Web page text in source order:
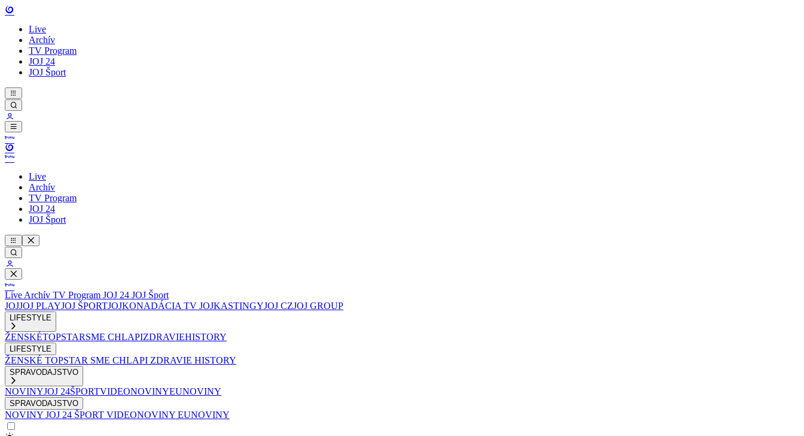
Live
Archív
TV Program
JOJ 24
JOJ Šport
Live
Archív
TV Program
JOJ 24
JOJ Šport
Live Archív TV Program JOJ 24 JOJ Šport
JOJJOJ PLAYJOJ ŠPORTJOJKONADÁCIA TV JOJKASTINGYJOJ CZJOJ GROUP
LIFESTYLE
ŽENSKÉTOPSTARSME CHLAPIZDRAVIEHISTORY
LIFESTYLE
ŽENSKÉ TOPSTAR SME CHLAPI ZDRAVIE HISTORY
SPRAVODAJSTVO
NOVINYJOJ 24ŠPORTVIDEONOVINYEUNOVINY
SPRAVODAJSTVO
NOVINY JOJ 24 ŠPORT VIDEONOVINY EUNOVINY